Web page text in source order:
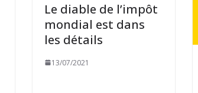
Le diable de l’impôt
mondial est dans
les détails
13/07/2021